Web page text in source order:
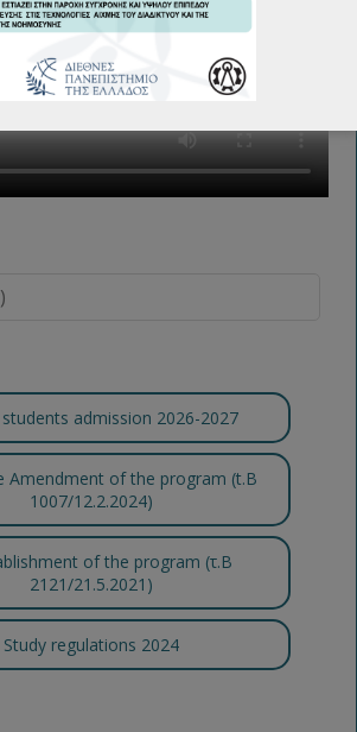
admission 2026-2027
Amendment of the program (t.B
1007/12.2.2024)
of the program (τ.Β
2121/21.5.2021)
Study regulations 2024